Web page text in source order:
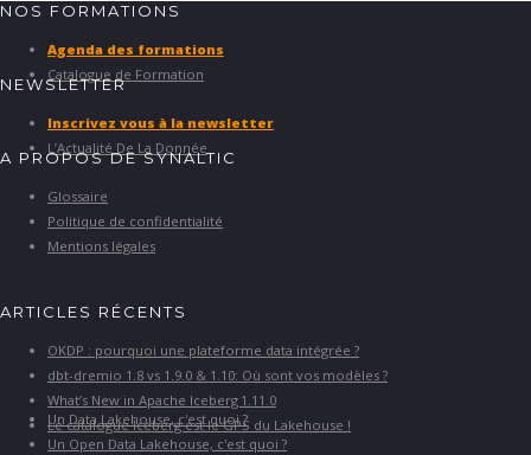
NOS FORMATIONS
Agenda des formations
Catalogue de Formation
NEWSLETTER
Inscrivez vous à la newsletter
L’Actualité De La Donnée
A PROPOS DE SYNALTIC
Glossaire
Politique de confidentialité
Mentions légales
ARTICLES RÉCENTS
OKDP : pourquoi une plateforme data intégrée ?
dbt-dremio 1.8 vs 1.9.0 & 1.10: Où sont vos modèles ?
What’s New in Apache Iceberg 1.11.0
Le catalogue Iceberg est le GPS du Lakehouse !
Un Data Lakehouse, c'est quoi ?
Un Open Data Lakehouse, c'est quoi ?